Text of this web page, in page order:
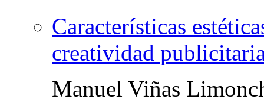
Características
creatividad
Manuel Viñas